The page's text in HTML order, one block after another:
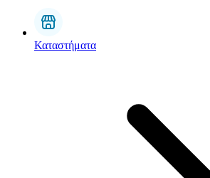
Καταστήματα